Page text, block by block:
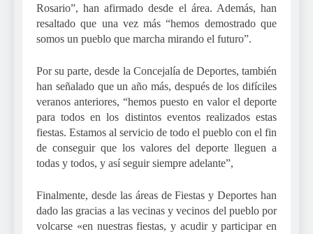
Rosario”, han afirmado desde el área. Además, han
resaltado que una vez más “hemos demostrado que
somos un pueblo que marcha mirando el futuro”.
Por su parte, desde la Concejalía de Deportes, también
han señalado que un año más, después de los difíciles
veranos anteriores, “hemos puesto en valor el deporte
para todos en los distintos eventos realizados estas
fiestas. Estamos al servicio de todo el pueblo con el fin
de conseguir que los valores del deporte lleguen a
todas y todos, y así seguir siempre adelante”,
Finalmente, desde las áreas de Fiestas y Deportes han
dado las gracias a las vecinas y vecinos del pueblo por
volcarse «en nuestras fiestas, y acudir y participar en